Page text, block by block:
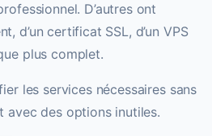
D’autres ont
d’un certificat SSL, d’un VPS
plus complet.
les services nécessaires sans
des options inutiles.